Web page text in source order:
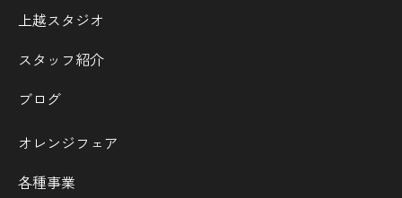
上越スタジオ
スタッフ紹介
ブログ
オレンジフェア
各種事業